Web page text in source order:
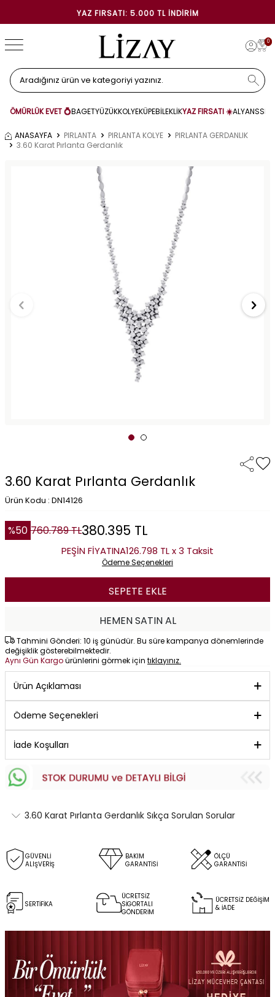
YAZ FIRSATI: 5.000 TL İNDIRIM
0
ÖMÜRLÜK EVET 💍BAGETYÜZÜKKOLYEKÜPEBİLEKLİKYAZ FIRSATI ☀️ALYANS
ANASAYFA PIRLANTA PIRLANTA KOLYE
PIRLANTA GERDANLIK
3.60 Karat Pırlanta Gerdanlık
3.60 Karat Pırlanta Gerdanlık
Ürün Kodu : DN14126
%50 760.789TL380.395 TL
PEŞİN FİYATINA126.798 TL x 3 Taksit
Ödeme Seçenekleri
SEPETE EKLE
HEMEN SATIN AL
Tahmini Gönderi: 10 iş günüdür. Bu süre kampanya dönemlerinde
değişiklik gösterebilmektedir.
Aynı Gün Kargoürünlerini görmek için tıklayınız.
Ürün Açıklaması
Ödeme Seçenekleri
İade Koşulları
3.60 Karat Pırlanta Gerdanlık Sıkça Sorulan Sorular
GÜVENLİ
ALIŞVERİŞ
BAKIM
GARANTİSİ
ÖLÇÜ
GARANTİSİ
SERTİFİKA
ÜCRETSİZ
SİGORTALI
GÖNDERİM
ÜCRETSİZ DEĞİŞİM
& İADE